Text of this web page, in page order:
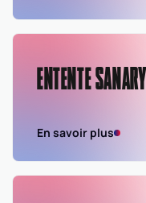
ENTENTE
En savoir plus